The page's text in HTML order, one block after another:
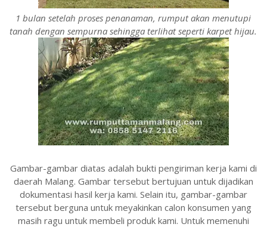
1 bulan setelah proses penanaman, rumput akan menutupi
tanah dengan sempurna sehingga terlihat seperti karpet hijau.
Gambar-gambar diatas adalah bukti pengiriman kerja kami di
daerah Malang. Gambar tersebut bertujuan untuk dijadikan
dokumentasi hasil kerja kami. Selain itu, gambar-gambar
tersebut berguna untuk meyakinkan calon konsumen yang
masih ragu untuk membeli produk kami. Untuk memenuhi